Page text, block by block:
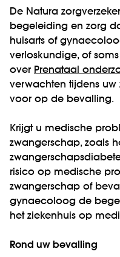
De Natura
begeleiding en zorg
huisarts of
verloskundige, of
over Prenataal
verwachten tijdens uw
voor op de bevalling.
Krijgt u medische
zwangerschap, zoals
risico op medische
zwangerschap of
gynaecoloog de
het ziekenhuis op
Rond uw bevalling